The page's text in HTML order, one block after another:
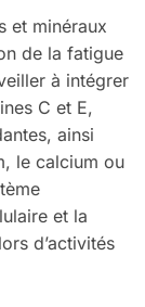
et minéraux
de la fatigue
à intégrer
C et E,
ainsi
le calcium ou
et la
d’activités